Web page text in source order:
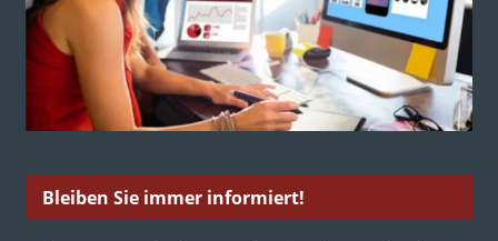
Bleiben Sie immer informiert!